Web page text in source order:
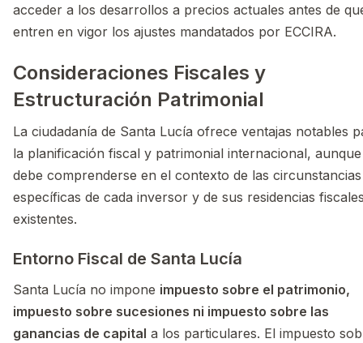
acceder a los desarrollos a precios actuales antes de
entren en vigor los ajustes mandatados por ECCIRA.
Consideraciones Fiscales y
Estructuración Patrimonial
La ciudadanía de Santa Lucía ofrece ventajas notables
la planificación fiscal y patrimonial internacional, aunque
debe comprenderse en el contexto de las circunstancias
específicas de cada inversor y de sus residencias
existentes.
Entorno Fiscal de Santa Lucía
Santa Lucía no impone impuesto sobre el patrimonio,
impuesto sobre sucesiones ni impuesto sobre las
ganancias de capital a los particulares. El impuesto